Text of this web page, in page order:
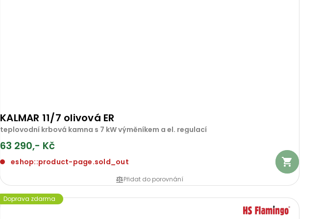
KALMAR 11/7 olivová ER
teplovodní krbová kamna s 7 kW výměníkem a el. regulací
63 290,- Kč
eshop::product-page.sold_out
Přidat do porovnání
Doprava zdarma